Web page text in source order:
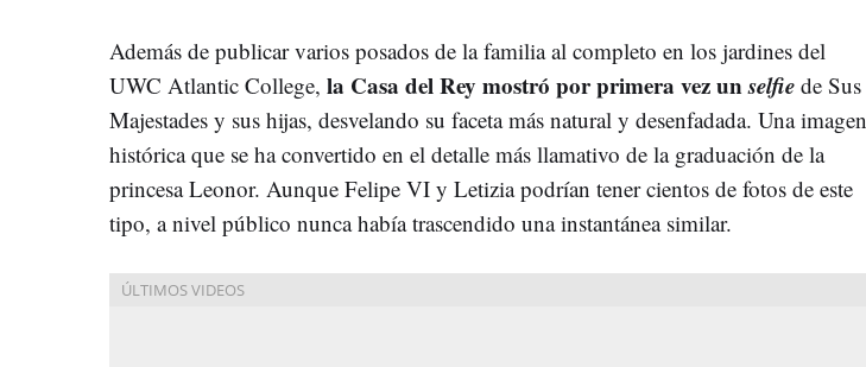
Además de publicar varios posados de la familia al completo en los jardines del
UWC Atlantic College, la Casa del Rey mostró por primera vez unselfie de Sus
Majestades y sus hijas, desvelando su faceta más natural y desenfadada. Una imagen
histórica que se ha convertido en el detalle más llamativo de la graduación de la
princesa Leonor. Aunque Felipe VI y Letizia podrían tener cientos de fotos de este
tipo, a nivel público nunca había trascendido una instantánea similar.